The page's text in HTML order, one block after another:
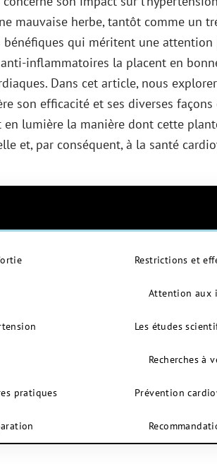
mauvaise herbe, tantôt comme un
qui méritent une attention
inflammatoires la placent en
Dans cet article, nous
son efficacité et ses diverses
en lumière la manière dont cette
et, par conséquent, à la santé
pratiques
Restrictions et
Attention aux
Les études
Recherches à
Prévention